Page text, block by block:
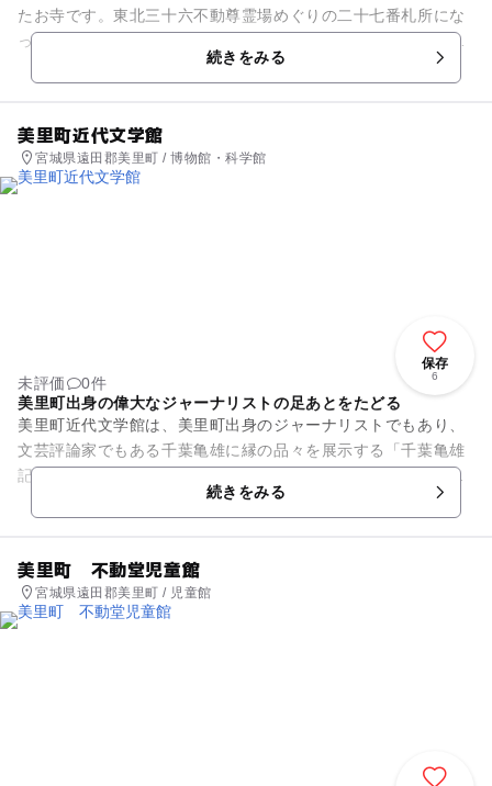
たお寺です。東北三十六不動尊霊場めぐりの二十七番札所にな
っています。高さ７m、重さ40トンの世界最大の塑像があるこ
続きをみる
美里町近代文学館
宮城県遠田郡美里町 / 博物館・科学館
保存
6
未評価
0件
美里町出身の偉大なジャーナリストの足あとをたどる
美里町近代文学館は、美里町出身のジャーナリストでもあり、
文芸評論家でもある千葉亀雄に縁の品々を展示する「千葉亀雄
記念文学室」と町立図書館、町民ギャラリーなどさまざまな施
設からなる総合文化施設です...続きをみる
美里町 不動堂児童館
宮城県遠田郡美里町 / 児童館